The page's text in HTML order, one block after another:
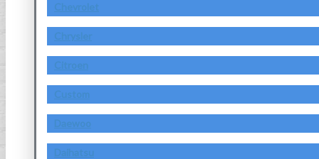
Chevrolet
Chrysler
Citroen
Custom
Daewoo
Daihatsu